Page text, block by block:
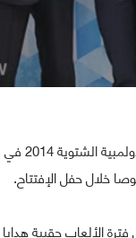
فإن
خلال حفل الإفتتاح.